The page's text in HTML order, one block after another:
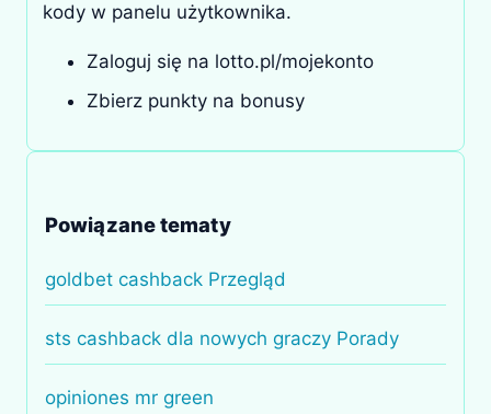
kody w panelu użytkownika.
Zaloguj się na lotto.pl/mojekonto
Zbierz punkty na bonusy
Powiązane tematy
goldbet cashback Przegląd
sts cashback dla nowych graczy Porady
opiniones mr green